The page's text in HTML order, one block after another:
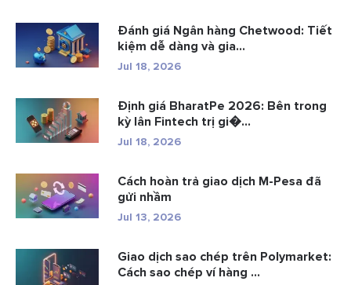
Đánh giá Ngân hàng Chetwood: Tiết
kiệm dễ dàng và gia...
Jul 18, 2026
Định giá BharatPe 2026: Bên trong
kỳ lân Fintech trị gi�...
Jul 18, 2026
Cách hoàn trả giao dịch M-Pesa đã
gửi nhầm
Jul 13, 2026
Giao dịch sao chép trên Polymarket:
Cách sao chép ví hàng ...